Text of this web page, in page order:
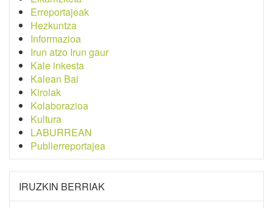
Erreportajeak
Hezkuntza
Informazioa
Irun atzo Irun gaur
Kale inkesta
Kalean Bai
Kirolak
Kolaborazioa
Kultura
LABURREAN
Publierreportajea
IRUZKIN BERRIAK